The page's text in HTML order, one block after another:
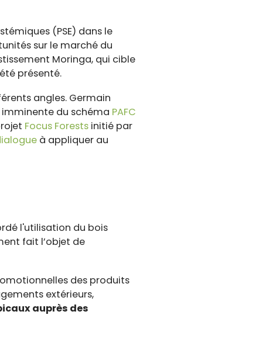
(PSE) dans le
sur le marché du
Moringa, qui cible
présenté.
angles. Germain
imminente du schéma PAFC
Focus Forests initié par
à appliquer au
l'utilisation du bois
fait l’objet de
des produits
extérieurs,
auprès des